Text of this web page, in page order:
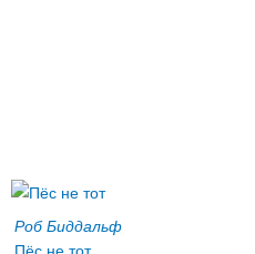
Роб Биддальф